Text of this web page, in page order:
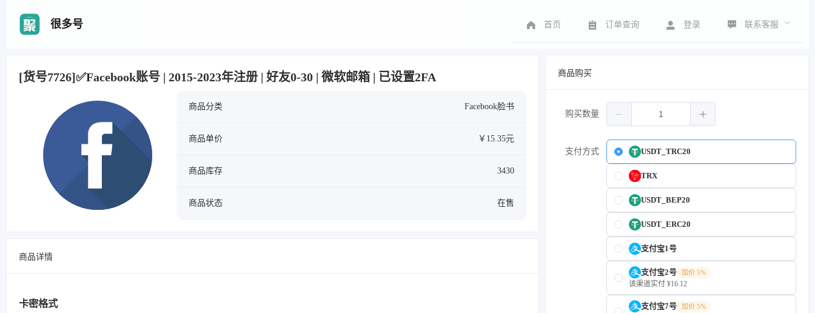
很多号 首页 订单查询 登录 联系客服
[货号7726]✅Facebook账号 | 2015-2023年注册 | 好友0-30 | 微软邮箱 | 已设置2FA
商品分类 Facebook脸书
商品单价 ￥15.35元
商品库存 3430
商品状态 在售
商品详情
卡密格式
商品购买
购买数量
支付方式 USDT_TRC20
TRX
USDT_BEP20
USDT_ERC20
支付宝1号
支付宝2号 加价 5%
该渠道实付 ¥16.12
支付宝7号 加价 5%